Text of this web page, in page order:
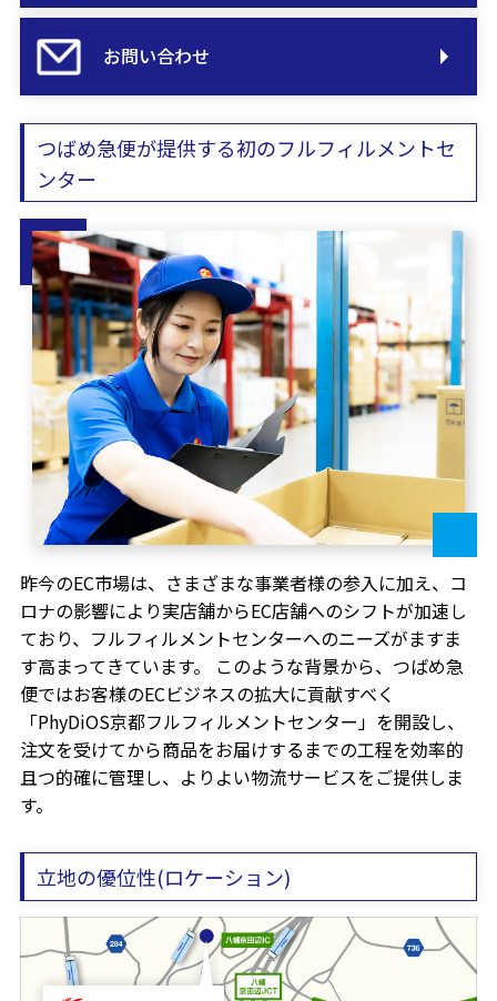
お問い合わせ
つばめ急便が提供する初のフルフィルメントセ
ンター
昨今のEC市場は、さまざまな事業者様の参入に加え、コ
ロナの影響により実店舗からEC店舗へのシフトが加速し
ており、フルフィルメントセンターへのニーズがますま
す高まってきています。
このような背景から、つばめ急
便ではお客様のECビジネスの拡大に貢献すべく
「PhyDiOS京都フルフィルメントセンター」を開設し、
注文を受けてから商品をお届けするまでの工程を効率的
且つ的確に管理し、よりよい物流サービスをご提供しま
す。
立地の優位性(ロケーション)